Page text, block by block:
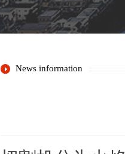
News information